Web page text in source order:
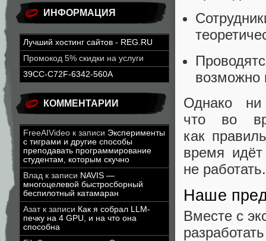
ИНФОРМАЦИЯ
Лучший хостинг сайтов - REG.RU
Промокод 5% скидки на услуги
39CC-C72F-6342-560A
КОММЕНТАРИИ
FreeAIVideo к записи Эксперименты
с тиграми и другие способы
преподавать программирование
студентам, которым скучно
Влад к записи NAVIS —
многоцелевой быстросборный
беспилотный катамаран
Азатк записи Как я собрал LLM-
печку на 4 GPU, и на что она
способна
возможно
Однако ни
что во
как
время
не работать.
Наше
Вместе с